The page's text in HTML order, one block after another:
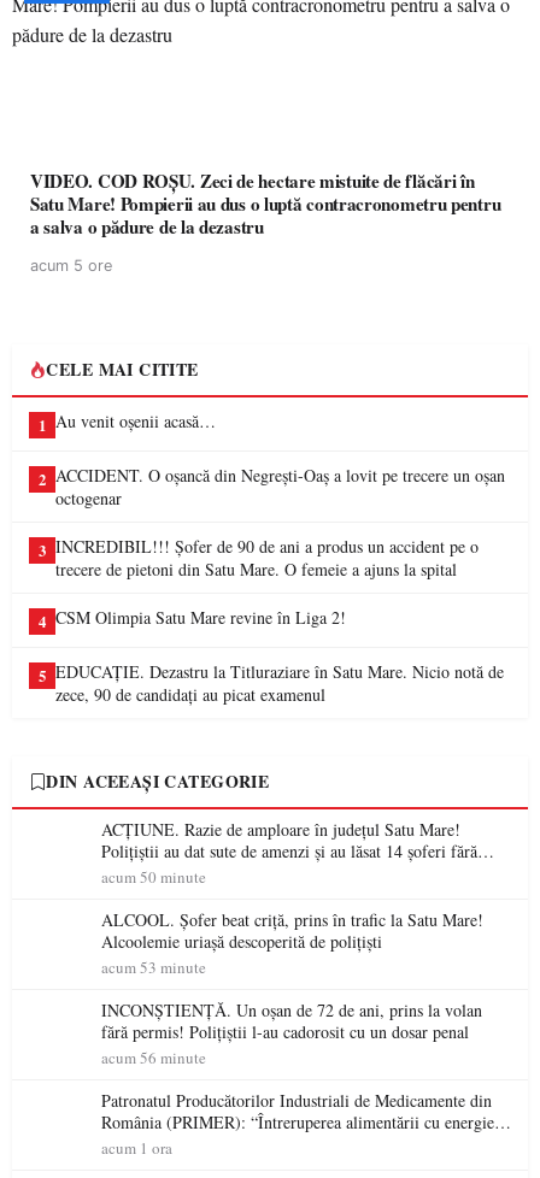
VIDEO. COD ROȘU. Zeci de hectare mistuite de flăcări în
Satu Mare! Pompierii au dus o luptă contracronometru pentru
a salva o pădure de la dezastru
acum 5 ore
CELE MAI CITITE
1 Au venit oșenii acasă…
2 ACCIDENT. O oșancă din Negrești-Oaș a lovit pe trecere un oșan
octogenar
3 INCREDIBIL!!! Șofer de 90 de ani a produs un accident pe o
trecere de pietoni din Satu Mare. O femeie a ajuns la spital
4 CSM Olimpia Satu Mare revine în Liga 2!
5 EDUCAȚIE. Dezastru la Titluraziare în Satu Mare. Nicio notă de
zece, 90 de candidați au picat examenul
DIN ACEEAȘI CATEGORIE
ACȚIUNE. Razie de amploare în județul Satu Mare!
Polițiștii au dat sute de amenzi și au lăsat 14 șoferi fără
permis într-o singură zi
acum 50 minute
ALCOOL. Șofer beat criță, prins în trafic la Satu Mare!
Alcoolemie uriașă descoperită de polițiști
acum 53 minute
INCONȘTIENȚĂ. Un oșan de 72 de ani, prins la volan
fără permis! Polițiștii l-au cadorosit cu un dosar penal
acum 56 minute
Patronatul Producătorilor Industriali de Medicamente din
România (PRIMER): “Întreruperea alimentării cu energie
electrică a fabricilor de medicamente va pune în pericol
acum 1 ora